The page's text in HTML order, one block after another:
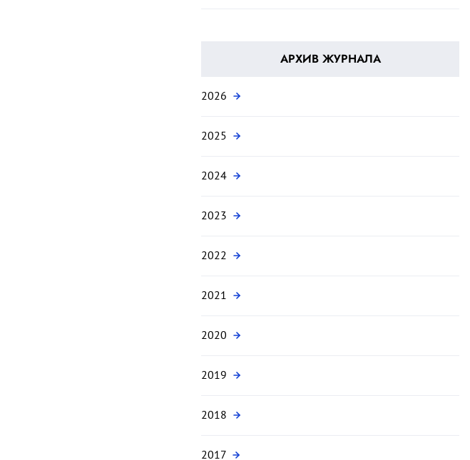
АРХИВ ЖУРНАЛА
2026
2025
2024
2023
2022
2021
2020
2019
2018
2017